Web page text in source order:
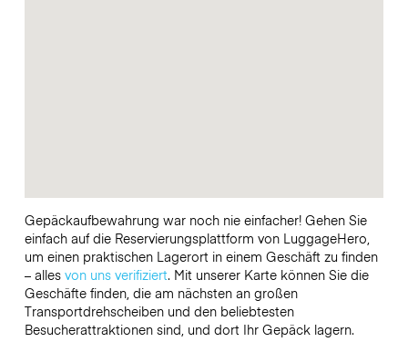
Gepäckaufbewahrung war noch nie einfacher! Gehen Sie
einfach auf die Reservierungsplattform von LuggageHero,
um einen praktischen Lagerort in einem Geschäft zu finden
– alles von uns verifiziert. Mit unserer Karte können Sie die
Geschäfte finden, die am nächsten an großen
Transportdrehscheiben und den beliebtesten
Besucherattraktionen sind, und dort Ihr Gepäck lagern.